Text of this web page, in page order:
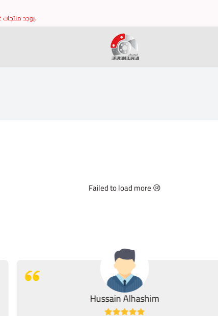
يوجد منتجات غير مدرجه في الموقع يرجى التواصل مع خدمة العملاء للتاكد من توافر القطع وشكرا.
brake it
Failed to load more 😢
Hussain Alhashim